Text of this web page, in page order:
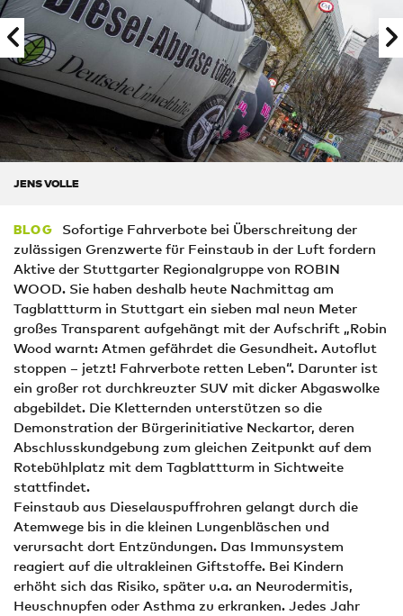
JENS VOLLE
BLOG
Sofortige Fahrverbote bei Überschreitung der
zulässigen Grenzwerte für Feinstaub in der Luft fordern
Aktive der Stuttgarter Regionalgruppe von ROBIN
WOOD. Sie haben deshalb heute Nachmittag am
Tagblattturm in Stuttgart ein sieben mal neun Meter
großes Transparent aufgehängt mit der Aufschrift „Robin
Wood warnt: Atmen gefährdet die Gesundheit. Autoflut
stoppen – jetzt! Fahrverbote retten Leben“. Darunter ist
ein großer rot durchkreuzter SUV mit dicker Abgaswolke
abgebildet. Die Kletternden unterstützen so die
Demonstration der Bürgerinitiative Neckartor, deren
Abschlusskundgebung zum gleichen Zeitpunkt auf dem
Rotebühlplatz mit dem Tagblattturm in Sichtweite
stattfindet.
Feinstaub aus Dieselauspuffrohren gelangt durch die
Atemwege bis in die kleinen Lungenbläschen und
verursacht dort Entzündungen. Das Immunsystem
reagiert auf die ultrakleinen Giftstoffe. Bei Kindern
erhöht sich das Risiko, später u.a. an Neurodermitis,
Heuschnupfen oder Asthma zu erkranken. Jedes Jahr